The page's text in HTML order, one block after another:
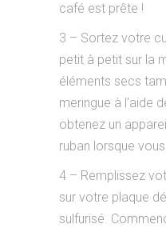
café est prête !
3 – Sortez votre
petit à petit sur la
éléments secs
meringue à l’aide
obtenez un
ruban lorsque
4 – Remplissez
sur votre plaque
sulfurisé.